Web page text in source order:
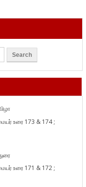
உரை 173 & 174 ;
உரை 171 & 172 ;